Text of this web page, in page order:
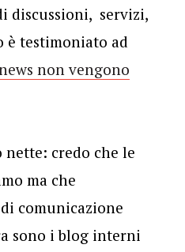
discussioni, servizi,
è testimoniato ad
non vengono
credo che le
ma che
comunicazione
sono i blog interni